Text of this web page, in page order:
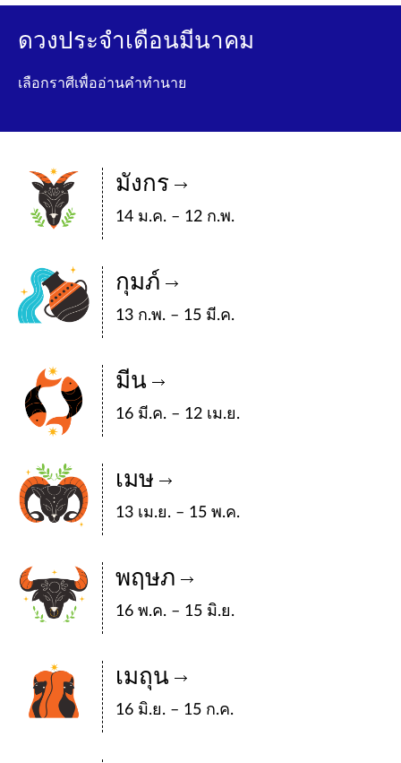
ดวงประจำเดือนมีนาคม
เลือกราศีเพื่ออ่านคำทำนาย
มังกร
14 ม.ค. – 12 ก.พ.
กุมภ์
13 ก.พ. – 15 มี.ค.
มีน
16 มี.ค. – 12 เม.ย.
เมษ
13 เม.ย. – 15 พ.ค.
พฤษภ
16 พ.ค. – 15 มิ.ย.
เมถุน
16 มิ.ย. – 15 ก.ค.